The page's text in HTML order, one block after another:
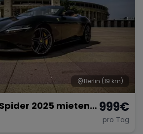
Berlin (19 km)
2025 mieten
Exot
999€
pro Tag